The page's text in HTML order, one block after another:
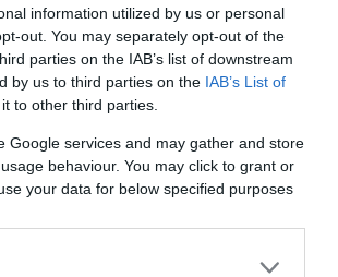
information utilized by us or personal
out. You may separately opt-out of the
parties on the IAB’s list of downstream
by us to third parties on the IAB’s List of
to other third parties.
Google services and may gather and store
behaviour. You may click to grant or
your data for below specified purposes